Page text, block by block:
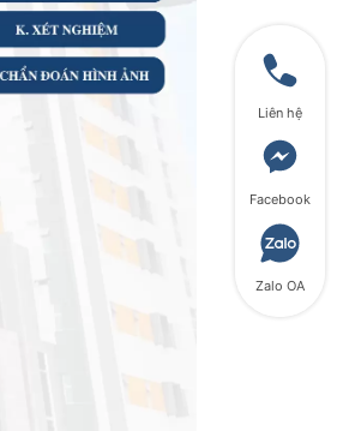
Liên hệ
Facebook
Zalo OA